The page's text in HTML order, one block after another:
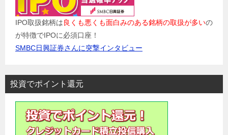
IPO取扱銘柄は良くも悪くも面白みのある銘柄の取扱が多いの
が特徴でIPOに必須口座！
SMBC日興証券さんに突撃インタビュー
投資でポイント還元